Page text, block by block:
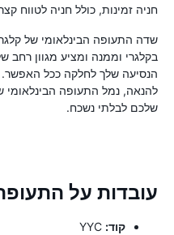
חניה זמינות, כולל חניה לטווח
שדה התעופה הבינלאומי של
בקלגרי וממנה ומציע מגוון רחב
הנסיעה שלך לחלקה ככל
להנאה, נמל התעופה
שלכם לבלתי נשכח.
עובדות על
קוד: